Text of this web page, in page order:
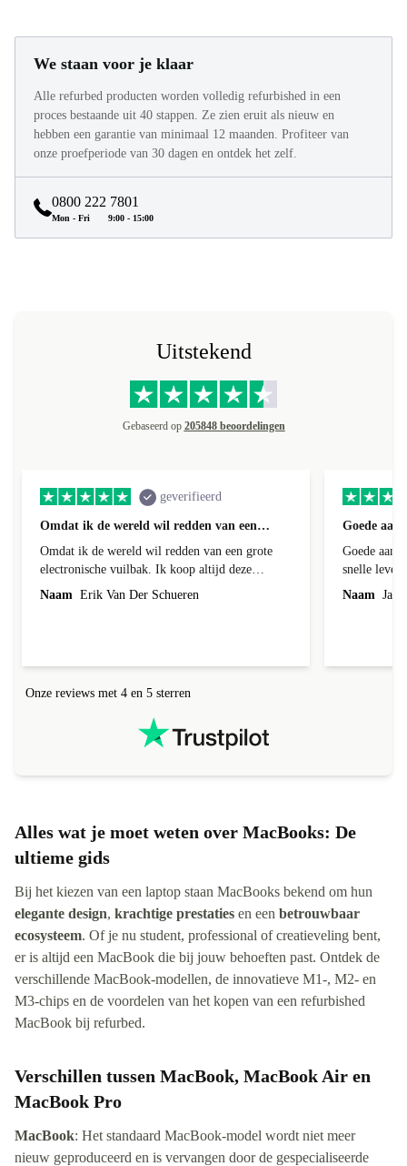
We staan voor je klaar
Alle refurbed producten worden volledig refurbished in een
proces bestaande uit 40 stappen. Ze zien eruit als nieuw en
hebben een garantie van minimaal 12 maanden. Profiteer van
onze proefperiode van 30 dagen en ontdek het zelf.
0800 222 7801
Mon - Fri 9:00 - 15:00
Uitstekend
Gebaseerd op 205848 beoordelingen
geverifieerd
Omdat ik de wereld wil redden van een…
Omdat ik de wereld wil redden van een grote
electronische vuilbak. Ik koop altijd deze
toestellen omdat het 1 geld bespaard en de
Naam Erik Van Der Schueren
Goede
Goede
snelle
Naam
Onze reviews met 4 en 5 sterren
Alles wat je moet weten over MacBooks: De
ultieme gids
Bij het kiezen van een laptop staan MacBooks bekend om hun
elegante design, krachtige prestaties en een betrouwbaar
ecosysteem. Of je nu student, professional of creatieveling bent,
er is altijd een MacBook die bij jouw behoeften past. Ontdek de
verschillende MacBook-modellen, de innovatieve M1-, M2- en
M3-chips en de voordelen van het kopen van een refurbished
MacBook bij refurbed.
Verschillen tussen MacBook, MacBook Air en
MacBook Pro
MacBook: Het standaard MacBook-model wordt niet meer
nieuw geproduceerd en is vervangen door de gespecialiseerde